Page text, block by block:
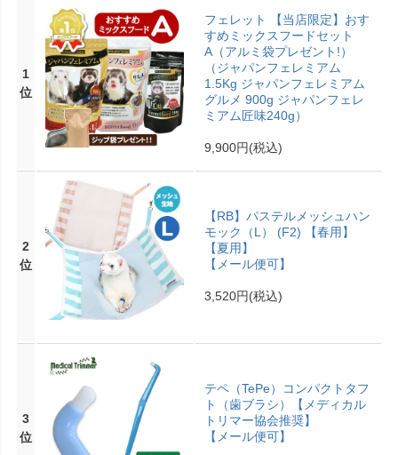
1
位
フェレット 【当店限定】おす
すめミックスフードセット
A（アルミ袋プレゼント!）
（ジャパンフェレミアム
1.5Kg ジャパンフェレミアム
グルメ 900g ジャパンフェレ
ミアム匠味240g）
9,900円(税込)
2
位
【RB】パステルメッシュハン
モック（L） (F2) 【春用】
【夏用】
【メール便可】
3,520円(税込)
3
位
テペ（TePe）コンパクトタフ
ト（歯ブラシ）【メディカル
トリマー協会推奨】
【メール便可】